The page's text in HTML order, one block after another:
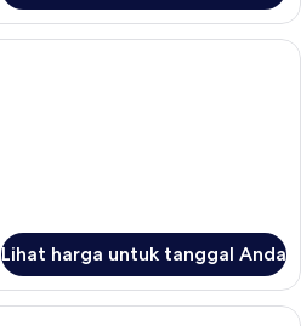
Lihat harga untuk tanggal Anda
Seprai premium, brankas, meja